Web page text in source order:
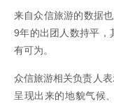
来自众信旅游的数据
9年的出团人数持平，
有可为。
众信旅游相关负责人
呈现出来的地貌气候